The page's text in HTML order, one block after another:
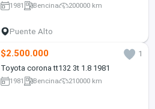
1981 Bencina 200000 km
Puente Alto
$2.500.000
1
Toyota corona tt132 3t 1.8 1981
1981 Bencina 210000 km